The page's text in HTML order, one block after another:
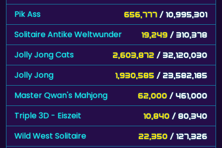
Pik Ass 656,777 / 10,995,301
Solitaire Antike Weltwunder 19,249 / 310,378
Jolly Jong Cats 2,603,872 / 32,120,030
Jolly Jong 1,930,585 / 23,582,185
Master Qwan's Mahjong 62,000 / 461,000
Triple 3D - Eiszeit 10,840 / 80,340
Wild West Solitaire 22,350 / 127,326